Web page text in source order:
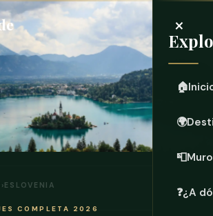
×
🏠
🌍
📮
❓¿A
›ESLOVENIA
COMPLETA 2026